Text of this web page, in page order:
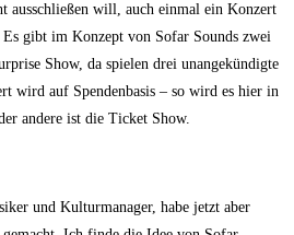
will, auch ein­mal ein Kon­zert
gibt im Kon­zept von Sofar Sounds zwei
Show, da spie­len drei unan­ge­kün­dig­te
wird auf Spen­den­ba­sis – so wird es hier in
ande­re ist die Ticket Show.
und Kul­tur­ma­na­ger, habe jetzt aber